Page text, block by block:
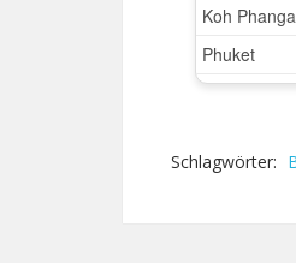
Schlagwörter: